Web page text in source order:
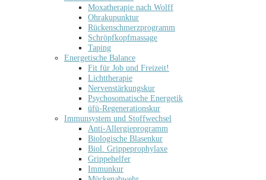
Moxatherapie nach Wolff
Ohrakupunktur
Rückenschmerzprogramm
Schröpfkopfmassage
Taping
Energetische Balance
Fit für Job und Freizeit!
Lichttherapie
Nervenstärkungskur
Psychosomatische Energetik
üfü-Regenerationskur
Immunsystem und Stoffwechsel
Anti-Allergieprogramm
Biologische Blasenkur
Biol. Grippeprophylaxe
Grippehelfer
Immunkur